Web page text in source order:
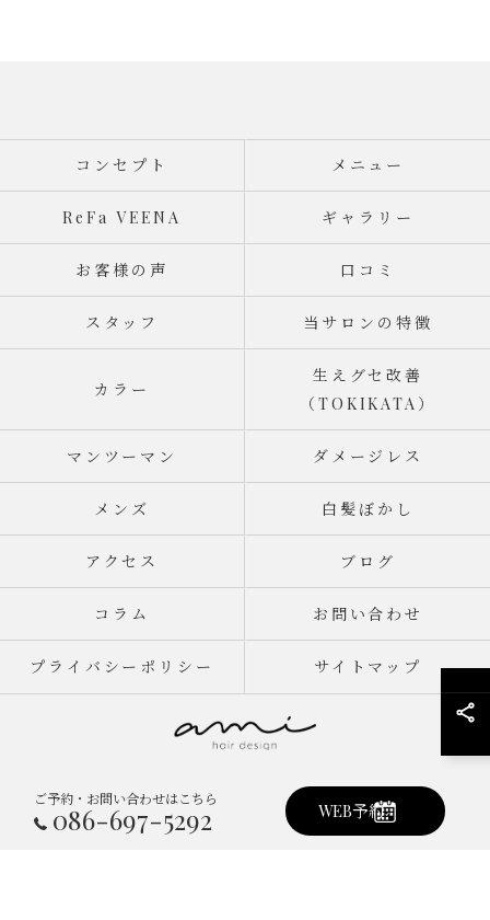
ご予約・お問い合わせはこちら
086-697-5292 WEB予約
コンセプト メニュー
ReFa VEENA ギャラリー
お客様の声 口コミ
スタッフ 当サロンの特徴
カラー
生えグセ改善
（TOKIKATA）
マンツーマン ダメージレス
メンズ 白髪ぼかし
アクセス ブログ
コラム お問い合わせ
プライバシーポリシー サイトマップ
© 2026 岡山県倉敷市真備町の美容室ならami hair design ALL RIGHTS
RESERVED.